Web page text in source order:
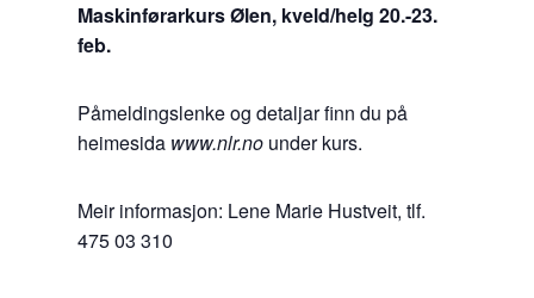
Maskinførarkurs Ølen, kveld/helg 20.-23.
feb.
Påmeldingslenke og detaljar finn du på
heimesida www.nlr.no under kurs.
Meir informasjon: Lene Marie Hustveit, tlf.
475 03 310